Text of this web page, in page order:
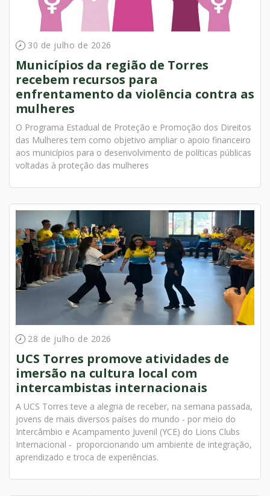
30 de julho de 2026
Municípios da região de Torres
recebem recursos para
enfrentamento da violência contra as
mulheres
O Programa Estadual de Proteção e Promoção dos Direitos
das Mulheres tem como objetivo ampliar o apoio financeiro
aos municípios para o desenvolvimento de políticas públicas
voltadas à proteção das mulheres
28 de julho de 2026
UCS Torres promove atividades de
imersão na cultura local com
intercambistas internacionais
A UCS Torres teve a alegria de receber, na semana passada,
jovens de mais diversos países do mundo - por meio do
Intercâmbio e Acampamento Juvenil (YCE) do Lions Clubs
Internacional - proporcionando um ambiente de integração,
aprendizado e troca de experiências.